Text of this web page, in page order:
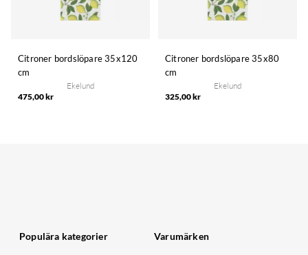
Citroner bordslöpare 35x120
cm
Ekelund
475,00 kr
Citroner bordslöpare 35x80
cm
Ekelund
325,00 kr
Populära kategorier Varumärken